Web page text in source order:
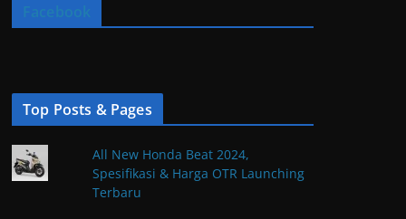
Facebook
Top Posts & Pages
All New Honda Beat 2024,
Spesifikasi & Harga OTR Launching
Terbaru